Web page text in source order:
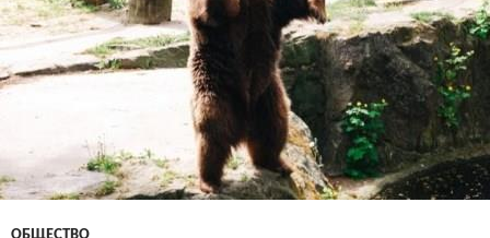
ОБЩЕСТВО